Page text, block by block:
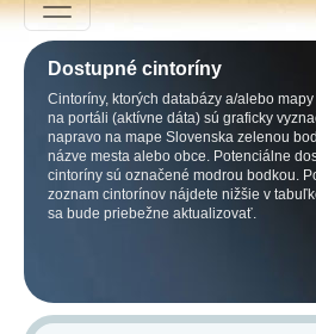
Dostupné cintoríny
Cintoríny, ktorých databázy a/alebo
na portáli (aktívne dáta) sú graficky
napravo na mape Slovenska zelenou
názve mesta alebo obce. Potenciálne
cintoríny sú označené modrou bodkou.
zoznam cintorínov nájdete nižšie v
sa bude priebežne aktualizovať.